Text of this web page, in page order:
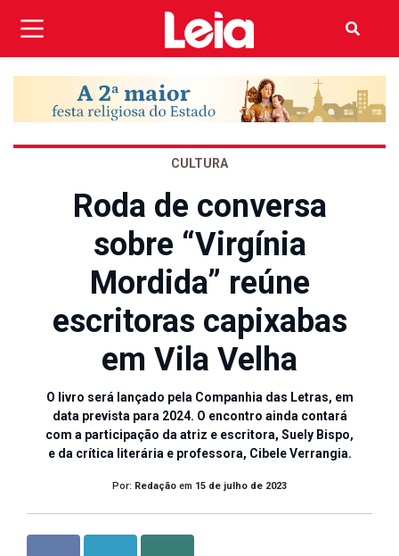
CULTURA
Roda de conversa
sobre “Virgínia
Mordida” reúne
escritoras capixabas
em Vila Velha
O livro será lançado pela Companhia das Letras, em
data prevista para 2024. O encontro ainda contará
com a participação da atriz e escritora, Suely Bispo,
e da crítica literária e professora, Cibele Verrangia.
Por: Redação em 15 de julho de 2023